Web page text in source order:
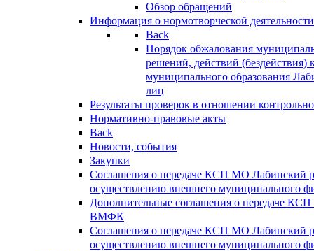
Обзор обращений
Информация о нормотворческой деятельности
Back
Порядок обжалования
решений, действий (бездействия)
муниципального образования
лиц
Результаты проверок в отношении
Нормативно-правовые акты
Back
Новости, события
Закупки
Соглашения о передаче КСП МО Лабинский
осуществлению внешнего муниципального
Дополнительные соглашения о передаче
ВМФК
Соглашения о передаче КСП МО Лабинский
осуществлению внешнего муниципального